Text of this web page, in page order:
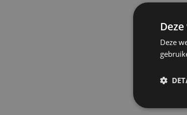
Deze